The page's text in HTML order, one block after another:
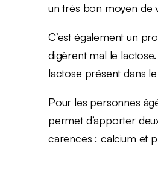
un très bon moyen de
C’est également un
digèrent mal le
lactose présent dans
Pour les personnes
permet d’apporter
carences : calcium et